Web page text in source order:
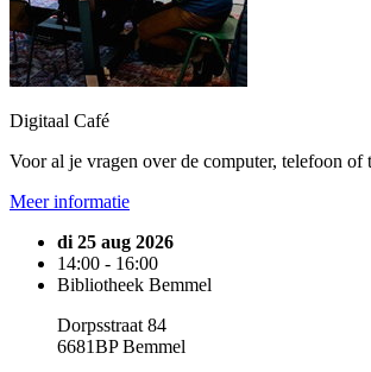
Digitaal Café
Voor al je vragen over de computer, telefoon
Meer informatie
di 25 aug 2026
14:00 - 16:00
Bibliotheek Bemmel
Dorpsstraat 84
6681BP Bemmel